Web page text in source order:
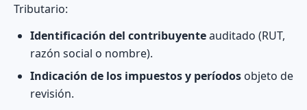
Tributario:
Identificación del contribuyenteauditado (RUT,
razón social o nombre).
Indicación de los impuestos y períodos objeto de
revisión.